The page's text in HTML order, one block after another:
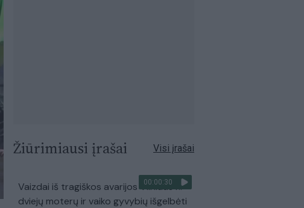
Žiūrimiausi įrašai Visi įrašai
00:00:30
Vaizdai iš tragiškos avarijos Vilniaus r.:
dviejų moterų ir vaiko gyvybių išgelbėti